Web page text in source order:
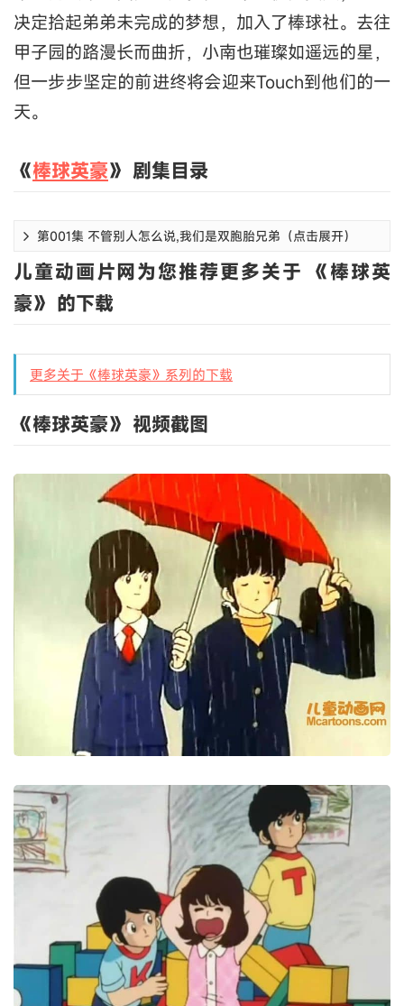
决定拾起弟弟未完成的梦想，加入了棒球社。去往
甲子园的路漫长而曲折，小南也璀璨如遥远的星，
但一步步坚定的前进终将会迎来Touch到他们的一
天。
《棒球英豪》 剧集目录
第001集 不管别人怎么说,我们是双胞胎兄弟（点击展开）
儿童动画片网为您推荐更多关于 《棒球英
豪》 的下载
更多关于《棒球英豪》系列的下载
《棒球英豪》 视频截图